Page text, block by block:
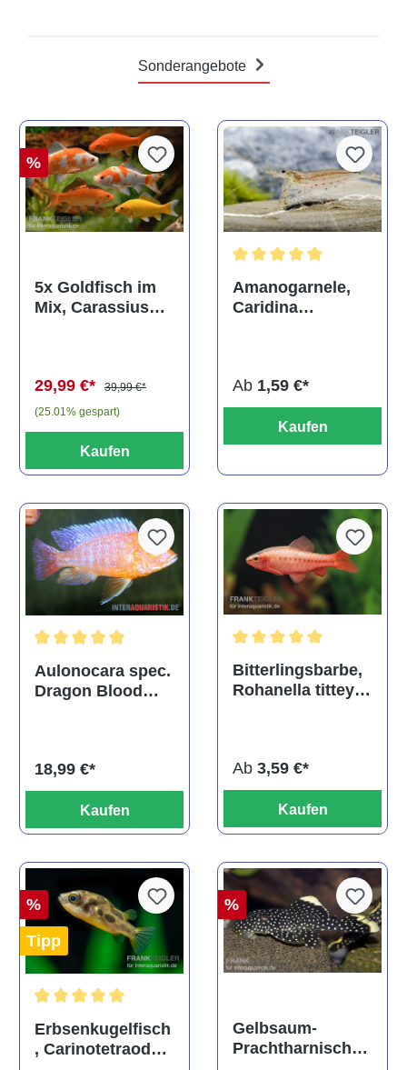
Sonderangebote
%
5x Goldfisch im
Mix, Carassius
29,99 €*
39,99 €*
(25.01% gespart)
Kaufen
Amanogarnele,
Caridina
Ab 1,59 €*
Kaufen
Durchschnittliche Bewertung von 5 von 5 Sternen
Aulonocara spec.
Dragon Blood
18,99 €*
Kaufen
Bitterlingsbarbe,
Rohanella titteya,
Ab 3,59 €*
Kaufen
%
Tipp
Durchschnittliche Bewertung von 5 von 5 Sternen
Erbsenkugelfisch
, Carinotetraodon
%
Gelbsaum-
Prachtharnischw